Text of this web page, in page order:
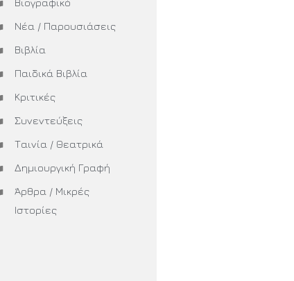
Βιογραφικό
Νέα / Παρουσιάσεις
Βιβλία
Παιδικά Βιβλία
Κριτικές
Συνεντεύξεις
Ταινία / Θεατρικά
Δημιουργική Γραφή
Άρθρα / Μικρές
Ιστορίες